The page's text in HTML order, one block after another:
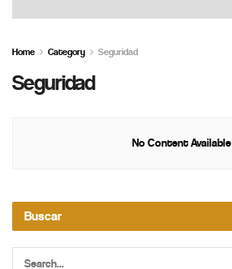
Home Category Seguridad
Seguridad
No Content Available
Buscar